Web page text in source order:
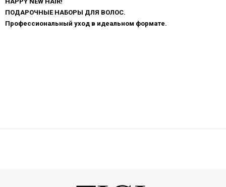
ПОДАРОЧНЫЕ НАБОРЫ ДЛЯ ВОЛОС.
Профессиональный уход в идеальном формате.